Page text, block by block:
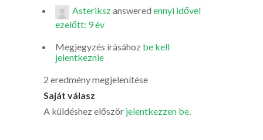
Asterikszanswered ennyi idővel
ezelőtt: 9 év
Megjegyzés írásához be kell
jelentkeznie
2 eredmény megjelenítése
Saját válasz
A küldéshez először jelentkezzen be.